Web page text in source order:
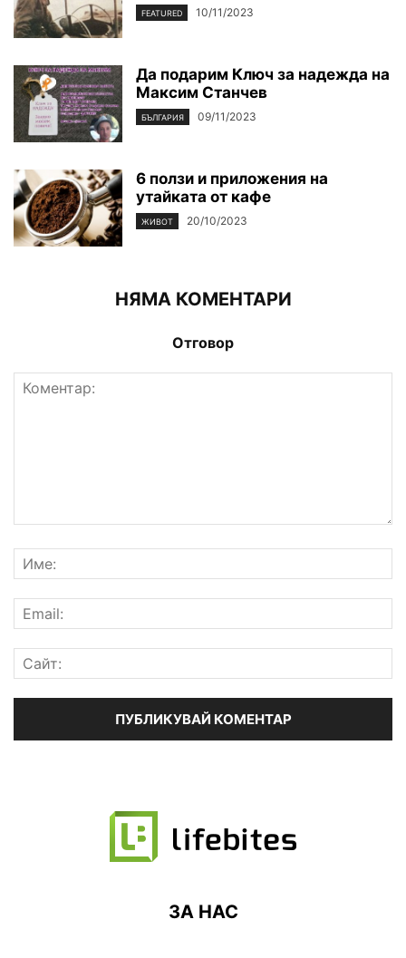
FEATURED 10/11/2023
Да подарим Ключ за надежда на
Максим Станчев
БЪЛГАРИЯ 09/11/2023
6 ползи и приложения на
утайката от кафе
ЖИВОТ 20/10/2023
НЯМА КОМЕНТАРИ
Отговор
ЗА НАС